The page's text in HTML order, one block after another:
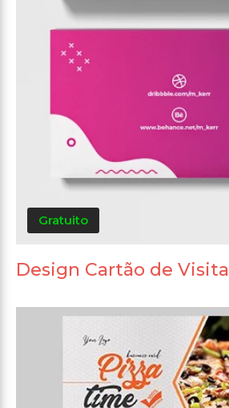
Gratuito
Design Cartão de Visita